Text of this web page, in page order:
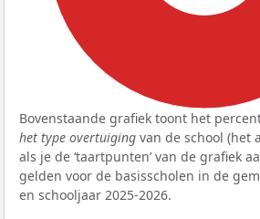
Bovenstaande grafiek toont het
het type overtuiging van de school (het
als je de ‘taartpunten’ van de grafiek
gelden voor de basisscholen in de
en schooljaar 2025-2026.